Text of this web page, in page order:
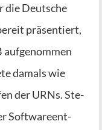
die Deut­sche
prä­sen­tiert,
auf­ge­nom­men
damals wie
der URNs. Ste­
Soft­ware­ent­